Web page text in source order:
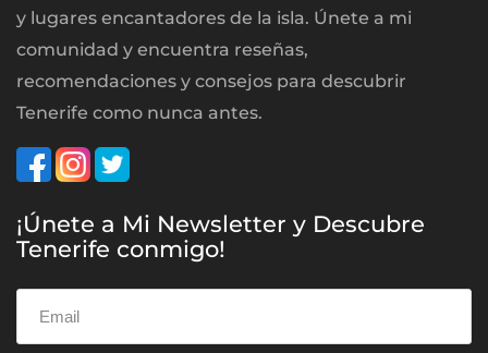
y lugares encantadores de la isla. Únete a mi
comunidad y encuentra reseñas,
recomendaciones y consejos para descubrir
Tenerife como nunca antes.
¡Únete a Mi Newsletter y Descubre
Tenerife conmigo!